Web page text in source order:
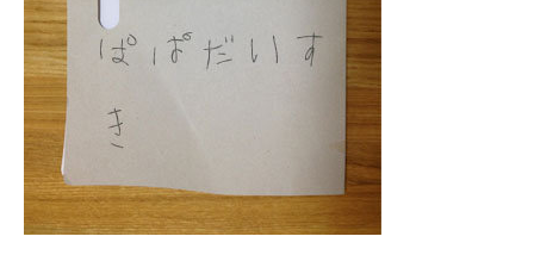
ちょっと気になるネットの話題